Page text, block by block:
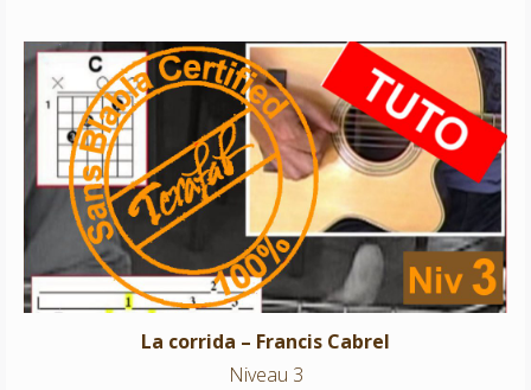
La corrida – Francis Cabrel
Niveau 3
La corrida – Francis Cabrel
Niveau 3